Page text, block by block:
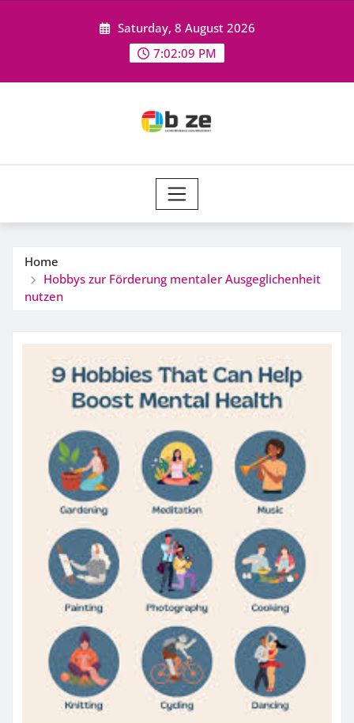
Saturday, 8 August 2026
7:02:10 PM
Home
Hobbys zur Förderung mentaler Ausgeglichenheit
nutzen